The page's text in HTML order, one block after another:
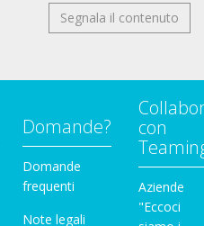
Segnala il contenuto
Domande?
Domande
frequenti
Note legali
con
Aziende
"Eccoci